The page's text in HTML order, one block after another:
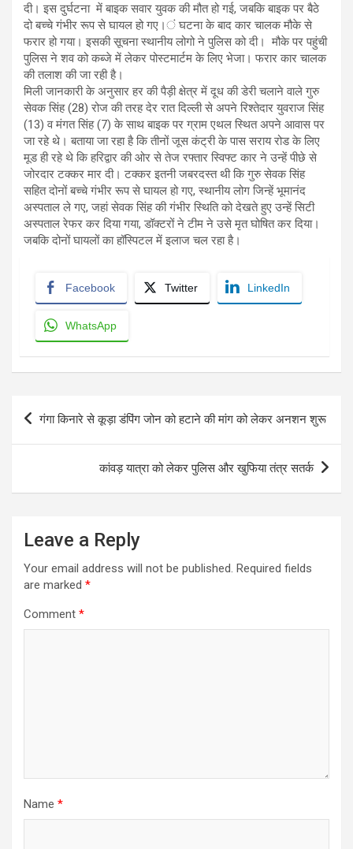
दी। इस दुर्घटना में बाइक सवार युवक की मौत हो गई, जबकि बाइक पर बैठे
दो बच्चे गंभीर रूप से घायल हो गए।ं घटना के बाद कार चालक मौके से
फरार हो गया। इसकी सूचना स्थानीय लोगो ने पुलिस को दी। मौके पर पहुंची
पुलिस ने शव को कब्जे में लेकर पोस्टमार्टम के लिए भेजा। फरार कार चालक
की तलाश की जा रही है।
मिली जानकारी के अनुसार हर की पैड़ी क्षेत्र में दूध की डेरी चलाने वाले गुरु
सेवक सिंह (28) रोज की तरह देर रात दिल्ली से अपने रिश्तेदार युवराज सिंह
(13) व मंगत सिंह (7) के साथ बाइक पर ग्राम एथल स्थित अपने आवास पर
जा रहे थे। बताया जा रहा है कि तीनों जूस कंट्री के पास सराय रोड के लिए
मूड ही रहे थे कि हरिद्वार की ओर से तेज रफ्तार स्विफ्ट कार ने उन्हें पीछे से
जोरदार टक्कर मार दी। टक्कर इतनी जबरदस्त थी कि गुरु सेवक सिंह
सहित दोनों बच्चे गंभीर रूप से घायल हो गए, स्थानीय लोग जिन्हें भूमानंद
अस्पताल ले गए, जहां सेवक सिंह की गंभीर स्थिति को देखते हुए उन्हें सिटी
अस्पताल रेफर कर दिया गया, डॉक्टरों ने टीम ने उसे मृत घोषित कर दिया।
जबकि दोनों घायलों का हॉस्पिटल में इलाज चल रहा है।
Facebook Twitter LinkedIn
WhatsApp
Post
navigation
गंगा किनारे से कूड़ा डंपिंग जोन को हटाने की मांग को लेकर अनशन शुरू
कांवड़ यात्रा को लेकर पुलिस और खुफिया तंत्र सतर्क
Leave a Reply
Your email address will not be published. Required fields
are marked *
Comment *
Name *